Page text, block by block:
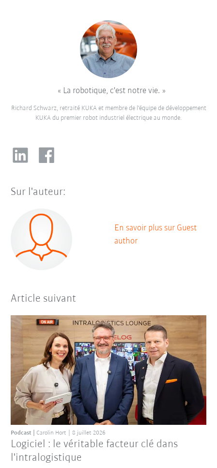
La robotique, c'est notre vie.
Richard Schwarz, retraité KUKA et membre de l'équipe de développement
KUKA du premier robot industriel électrique au monde.
Sur l'auteur:
En savoir plus sur Guest
author
Article suivant
Logiciel : le véritable facteur clé dans
l'intralogistique
Podcast Carolin Hort 8 juillet 2026